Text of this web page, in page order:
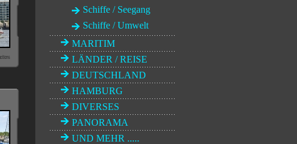
Schiffe / Seegang
Schiffe / Umwelt
MARITIM
LÄNDER / REISE
DEUTSCHLAND
HAMBURG
DIVERSES
PANORAMA
UND MEHR .....